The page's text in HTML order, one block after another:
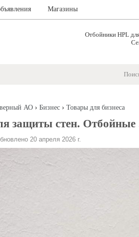
Магазины
Отбойники HPL
АО› Бизнес› Товары для бизнеса
защиты стен. Отбойные
20 апреля 2026 г.